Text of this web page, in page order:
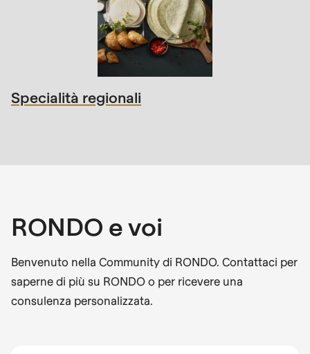
Specialità regionali
RONDO e voi
Benvenuto nella Community di RONDO. Contattaci per
saperne di più su RONDO o per ricevere una
consulenza personalizzata.